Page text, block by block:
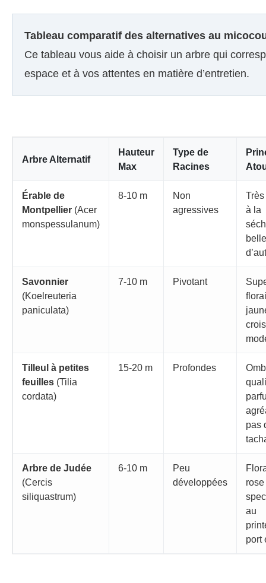
Tableau comparatif des alternatives au
Ce tableau vous aide à choisir un arbre qui
espace et à vos attentes en matière d’entretien.
Arbre Alternatif
Hauteur
Max
Type de
Racines
Érable de
Montpellier (Acer
monspessulanum)
8-10 m
Non
agressives
à la
Savonnier
(Koelreuteria
paniculata)
7-10 m Pivotant
Tilleul à petites
feuilles (Tilia
cordata)
15-20 m Profondes
pas
Arbre de Judée
(Cercis
siliquastrum)
6-10 m
Peu
développées
rose
au
port